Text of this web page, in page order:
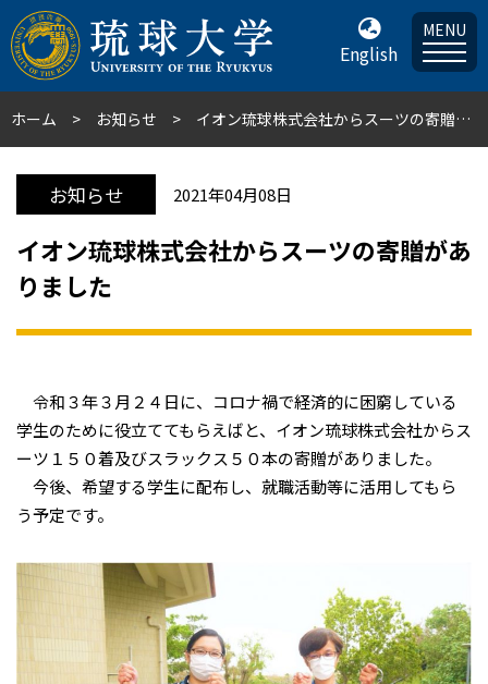
English
MENU
ホーム お知らせ イオン琉球株式会社からスーツの寄贈がありました
お知らせ 2021年04月08日
イオン琉球株式会社からスーツの寄贈があ
りました
令和３年３月２４日に、コロナ禍で経済的に困窮している
学生のために役立ててもらえばと、イオン琉球株式会社からス
ーツ１５０着及びスラックス５０本の寄贈がありました。
今後、希望する学生に配布し、就職活動等に活用してもら
う予定です。